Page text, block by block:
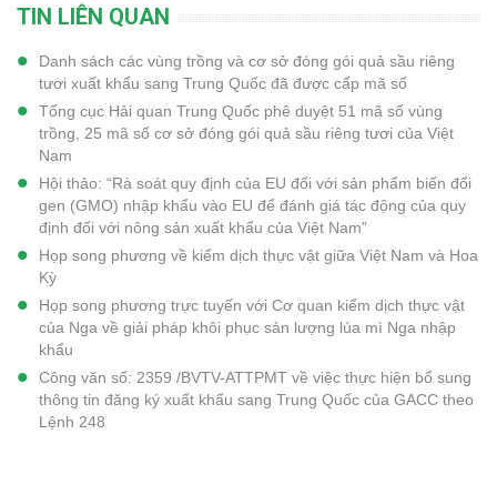
TIN LIÊN QUAN
Danh sách các vùng trồng và cơ sở đóng gói quả sầu riêng
tươi xuất khẩu sang Trung Quốc đã được cấp mã số
Tổng cục Hải quan Trung Quốc phê duyệt 51 mã số vùng
trồng, 25 mã số cơ sở đóng gói quả sầu riêng tươi của Việt
Nam
Hội thảo: “Rà soát quy định của EU đối với sản phẩm biến đổi
gen (GMO) nhập khẩu vào EU để đánh giá tác động của quy
định đối với nông sản xuất khẩu của Việt Nam”
Họp song phương về kiểm dịch thực vật giữa Việt Nam và Hoa
Kỳ
Họp song phương trực tuyến với Cơ quan kiểm dịch thực vật
của Nga về giải pháp khôi phục sản lượng lúa mì Nga nhập
khẩu
Công văn số: 2359 /BVTV-ATTPMT về việc thực hiện bổ sung
thông tin đăng ký xuất khẩu sang Trung Quốc của GACC theo
Lệnh 248